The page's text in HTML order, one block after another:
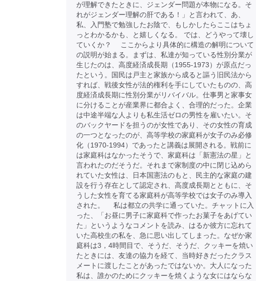
が理解できたときに、ジェンダー問題が本物になる。そ
れがジェンダー理解の肝である！」と言われて、あ、
私、入門塾で勉強したお陰で、もしかしたらここはちょ
っとわかるかも、と嬉しくなる。 では、どうやって壊し
ていくか？ ここからより具体的に構造の解明について
の説明が始まる。まずは、私達が知っている性別分業が
生じたのは、高度経済成長期（1955-1973）が原点だっ
たという。国民は戸主と家族から成ると謳う旧民法から
すれば、戦後女性が法的権利を手にしていたものの、高
度経済成長期に性別分業がリバイバル。仕事男と家事女
に分けることが産業界に都合よく、合理的だった。企業
は中途半端な人よりも私生活ゼロの男性を雇いたい。そ
のバックヤードを担うのが女性であり、その女性の育成
の一つとなったのが、高等学校の家庭科が女子のみ必修
化（1970-1994）であったと講義は展開される。戦前に
は家庭科はなかったそうで、家庭科は「新憲法の星」と
言われたのだそうだ。それまで家制度の中に閉じ込めら
れていた女性は、日本国憲法のもと、民主的な家庭の建
設を行う存在として認定され、高度成長期とともに、そ
うした女性を育てる家庭科が高等学校では女子のみ導入
された。 私は都立の共学に通っていた。チャットに入
った、「お昼に男子に家庭科で作ったお菓子をあげてい
た」というようなコメントを読み、はるか彼方に忘れて
いた高校生の私を、急に思い出してしまった。なぜか家
庭科は3，4時間目で、そうだ、そうだ、クッキーを焼い
たときには、友達の協力を経て、当時好きだったクラス
メートに渡したことがあったではないか。大人になった
私は、誰かのためにクッキーを焼くような女にはならな